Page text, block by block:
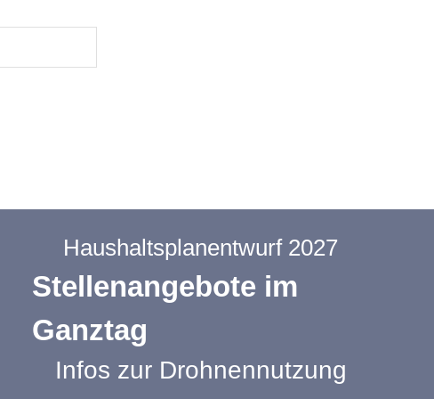
Haushaltsplanentwurf 2027
Stellenangebote im
Ganztag
Infos zur Drohnennutzung